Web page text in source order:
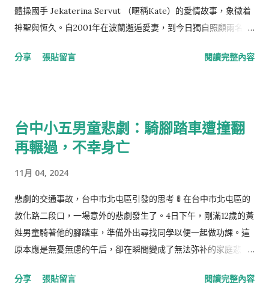
體操國手 Jekaterina Servut （暱稱Kate）的愛情故事，象徵着
神聖與恆久。自2001年在波蘭邂逅愛妻，到今日獨自照顧兩名孩
相愛，但命運也無情地撕扯了這段深厚情緣。Kate在2021年底被
為救星。手術之後，他開朗的愛人甚至笑談擁有了一副台灣的肝
臟。可是，命運的殘酷再次顯現，短短一年間，新肝出現異常，
傷的深淵，泣不成聲，但其內心的關懷與堅韌依然堅守佛祖的教
誨。他積極尋找各種途徑去延續妻子的生命，願意捐肝，願意赴
香港尋求援助，都是為了不讓愛妻的生命之火熄滅。即使泯然於
人群之中的他，還是如佛陀般廣施慈悲。 最終，Kate於2022年
離開了這個世界， 張洪量 在忍受失去愛妻的痛苦中，仍舊肩負起
哀傷與愛的力量。他的淚水，不只是對過往的緬懷，更是對未來
分享 張貼留言 閱讀完整內容
台中小五男童悲劇：騎腳踏車遭撞翻
再輾過，不幸身亡
11月 04, 2024
悲劇的交通事故，台中市北屯區引發的思考 🚦 在台中市北屯區的
敦化路二段口，一場意外的悲劇發生了。4日下午，剛滿12歲的黃
姓男童騎著他的腳踏車，準備外出尋找同學以便一起做功課。這
原本應是無憂無慮的午后，卻在瞬間變成了無法弥补的家庭悲
駕駛的電動機車相撞，隨後被另一輛由傅姓駕駛的休旅車輾過。
分享 張貼留言 閱讀完整內容